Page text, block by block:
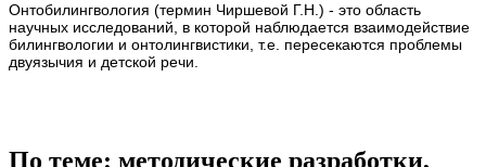
Онтобилингвология (термин Чиршевой Г.Н.) - это область
научных исследований, в которой наблюдается взаимодействие
билингвологии и онтолингвистики, т.е. пересекаются проблемы
двуязычия и детской речи.
По теме: методические разработки,